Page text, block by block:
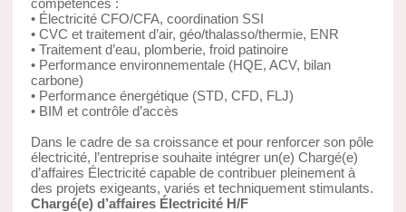
• Électricité CFO/CFA, coordination SSI
• CVC et traitement d’air, géo/thalasso/thermie, ENR
• Traitement d’eau, plomberie, froid patinoire
• Performance environnementale (HQE, ACV, bilan
carbone)
• Performance énergétique (STD, CFD, FLJ)
• BIM et contrôle d’accès
Dans le cadre de sa croissance et pour renforcer son pôle
électricité, l’entreprise souhaite intégrer un(e) Chargé(e)
d’affaires Électricité capable de contribuer pleinement à
des projets exigeants, variés et techniquement stimulants.
Chargé(e) d’affaires Électricité H/F